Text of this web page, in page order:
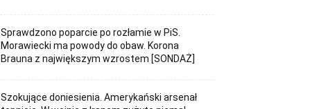
Sprawdzono poparcie po rozłamie w PiS.
Morawiecki ma powody do obaw. Korona
Brauna z największym wzrostem [SONDAŻ]
Szokujące doniesienia. Amerykański arsenał